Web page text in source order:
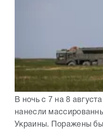
В ночь с 7 на 8
нанесли
Украины. Поражены